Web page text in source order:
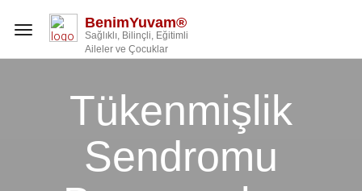
Toggle
BenimYuvam®
Sağlıklı, Bilinçli, Eğitimli
Aileler ve Çocuklar
Tükenmişlik
Sendromu